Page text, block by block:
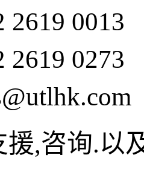
2619 0013
2619 0273
援,咨询.以